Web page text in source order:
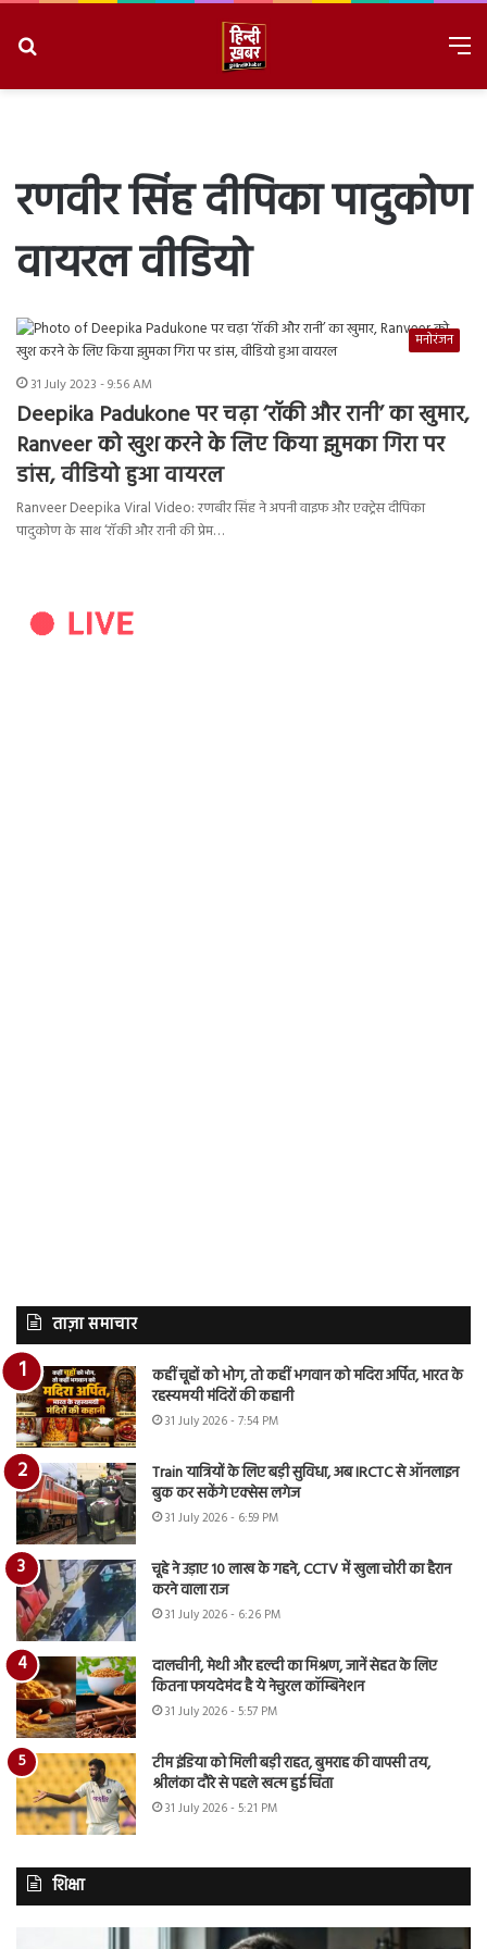
रणवीर सिंह दीपिका पादुकोण
वायरल वीडियो
मनोरंजन
31 July 2023 - 9:56 AM
Deepika Padukone पर चढ़ा ‘रॉकी और रानी’ का खुमार,
Ranveer को खुश करने के लिए किया झुमका गिरा पर
डांस, वीडियो हुआ वायरल
Ranveer Deepika Viral Video: रणबीर सिंह ने अपनी वाइफ और एक्ट्रेस दीपिका
पादुकोण के साथ ‘रॉकी और रानी की प्रेम…
ताज़ा समाचार
कहीं चूहों को भोग, तो कहीं भगवान को मदिरा अर्पित, भारत के
रहस्यमयी मंदिरों की कहानी
31 July 2026 - 7:54 PM
Train यात्रियों के लिए बड़ी सुविधा, अब IRCTC से ऑनलाइन
बुक कर सकेंगे एक्सेस लगेज
31 July 2026 - 6:59 PM
चूहे ने उड़ाए 10 लाख के गहने, CCTV में खुला चोरी का हैरान
करने वाला राज
31 July 2026 - 6:26 PM
दालचीनी, मेथी और हल्दी का मिश्रण, जानें सेहत के लिए
कितना फायदेमंद है ये नेचुरल कॉम्बिनेशन
31 July 2026 - 5:57 PM
टीम इंडिया को मिली बड़ी राहत, बुमराह की वापसी तय,
श्रीलंका दौरे से पहले खत्म हुई चिंता
31 July 2026 - 5:21 PM
शिक्षा